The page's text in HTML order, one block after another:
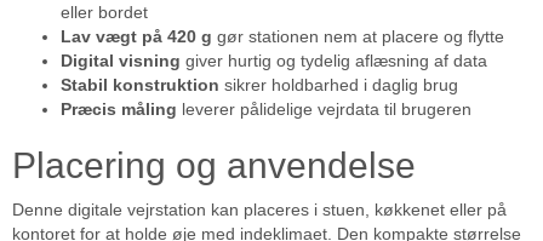
eller bordet
Lav vægt på 420 g gør stationen nem at placere og flytte
Digital visning giver hurtig og tydelig aflæsning af data
Stabil konstruktion sikrer holdbarhed i daglig brug
Præcis måling leverer pålidelige vejrdata til brugeren
Placering og anvendelse
Denne digitale vejrstation kan placeres i stuen, køkkenet eller på
kontoret for at holde øje med indeklimaet. Den kompakte størrelse